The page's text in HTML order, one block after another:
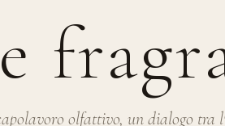
olfattivo, un dialogo tra